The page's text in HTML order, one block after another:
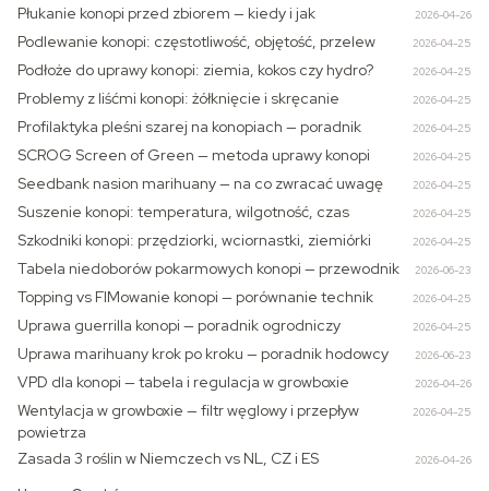
Płukanie konopi przed zbiorem — kiedy i jak 2026-04-26
Podlewanie konopi: częstotliwość, objętość, przelew 2026-04-25
Podłoże do uprawy konopi: ziemia, kokos czy hydro? 2026-04-25
Problemy z liśćmi konopi: żółknięcie i skręcanie 2026-04-25
Profilaktyka pleśni szarej na konopiach — poradnik 2026-04-25
SCROG Screen of Green — metoda uprawy konopi 2026-04-25
Seedbank nasion marihuany — na co zwracać uwagę 2026-04-25
Suszenie konopi: temperatura, wilgotność, czas 2026-04-25
Szkodniki konopi: przędziorki, wciornastki, ziemiórki 2026-04-25
Tabela niedoborów pokarmowych konopi — przewodnik 2026-06-23
Topping vs FIMowanie konopi — porównanie technik 2026-04-25
Uprawa guerrilla konopi — poradnik ogrodniczy 2026-04-25
Uprawa marihuany krok po kroku — poradnik hodowcy 2026-06-23
VPD dla konopi — tabela i regulacja w growboxie 2026-04-26
Wentylacja w growboxie — filtr węglowy i przepływ
powietrza
2026-04-25
Zasada 3 roślin w Niemczech vs NL, CZ i ES 2026-04-26